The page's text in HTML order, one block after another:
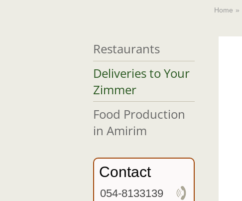
Home »
Restaurants
Deliveries to Your
Zimmer
Food Production
in Amirim
Contact
054-8133139